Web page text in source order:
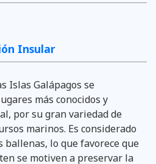
Insular
Islas Galápagos se
más conocidos y
por su gran variedad de
marinos. Es considerado
ballenas, lo que favorece que
se motiven a preservar la